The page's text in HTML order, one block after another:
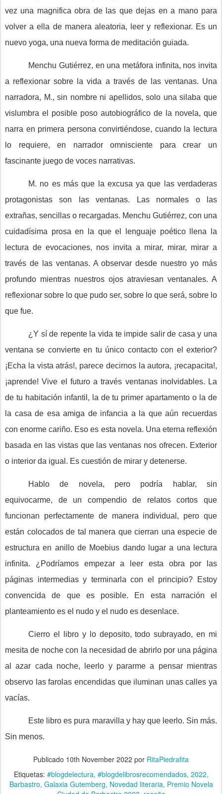
vez una magnifica obra de las que dejas en a mano para
volver a ella de manera aleatoria, leer y reflexionar. Es un
nuevo yoga, una nueva forma de meditación guiada.
Menchu Gutiérrez, en una metáfora infinita, nos invita
a reflexionar sobre la vida a través de las ventanas. Una
narradora, M., sin nombre ni apellidos, solo una silaba que
vislumbra el posible poso autobiográfico de la novela, que
narra en primera persona convirtiéndose, cuando la lectura
lo requiere, en narrador omnisciente para crear un
fascinante juego de voces narrativas.
M. no es más que la excusa ya que las verdaderas
protagonistas son las ventanas. Las normales o las
extrañas, sencillas o recargadas. Menchu Gutiérrez, con una
cuidadísima prosa en la que el lenguaje poético llena la
lectura de evocaciones, nos invita a mirar, mirar, mirar a
través de las ventanas. A observar desde nuestro yo más
profundo mientras nuestros ojos atraviesan ventanales. A
reflexionar sobre lo que pudo ser, sobre lo que será, sobre lo
que fue.
¿Y sí de repente la vida te impide salir de casa y una
ventana se convierte en tu único contacto con el exterior?
¡Echa la vista atrás!, parece decirnos la autora, ¡recapacita!,
¡aprende! Vive el futuro a través ventanas inolvidables. La
de tu habitación infantil, la de tu primer apartamento o la de
la casa de esa amiga de infancia a la que aún recuerdas
con enorme cariño. Eso es esta novela. Una eterna reflexión
basada en las vistas que las ventanas nos ofrecen. Exterior
o interior da igual. Es cuestión de mirar y detenerse.
Hablo de novela, pero podría hablar, sin
equivocarme, de un compendio de relatos cortos que
funcionan perfectamente de manera individual, pero que
están colocados de tal manera que cierran una especie de
estructura en anillo de Moebius dando lugar a una lectura
infinita. ¿Podríamos empezar a leer esta obra por las
páginas intermedias y terminarla con el principio? Estoy
convencida de que es posible. En esta narración el
planteamiento es el nudo y el nudo es desenlace.
Cierro el libro y lo deposito, todo subrayado, en mi
mesita de noche con la necesidad de abrirlo por una página
al azar cada noche, leerlo y pararme a pensar mientras
observo las farolas encendidas que iluminan unas calles ya
vacías.
Este libro es pura maravilla y hay que leerlo. Sin más.
Sin menos.
Publicado 10th November 2022 por RitaPiedrafita
Etiquetas: #blogdelectura #blogdelibrosrecomendados 2022
Barbastro Galaxia Gutemberg Novedad literaria Premio Novela